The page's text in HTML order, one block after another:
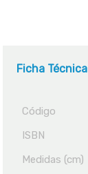
Ficha Técnica
Código
ISBN
Medidas (cm)